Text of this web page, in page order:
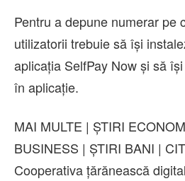
Pentru a depune numerar pe
utilizatorii trebuie să își
aplicația SelfPay Now și să
în aplicație.
MAI MULTE | ȘTIRI
BUSINESS | ȘTIRI BANI |
Cooperativa ţărănească